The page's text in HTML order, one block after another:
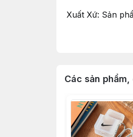
Xuất Xứ: Sản
Tổ chức chịu
Qua : Hotline:
Đặt hàng online
Qua email:
Giao nhận:
Các sản